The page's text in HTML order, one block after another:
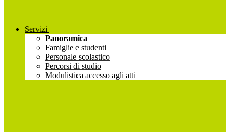
Servizi
Panoramica
Famiglie e studenti
Personale scolastico
Percorsi di studio
Modulistica accesso agli atti